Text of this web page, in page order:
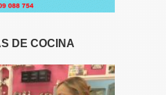
DE COCINA